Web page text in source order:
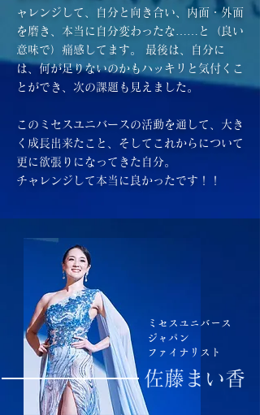
ャレンジして、自分と向き合い、内面・外面
を磨き、本当に自分変わったな……と（良い
意味で）痛感してます。 最後は、自分に
は、何が足りないのかもハッキリと気付くこ
とができ、次の課題も見えました。
このミセスユニバースの活動を通して、大き
く成長出来たこと、そしてこれからについて
更に欲張りになってきた自分。
チャレンジして本当に良かったです！！
佐藤まい香
ミセスユニバース
ジャパン
ファイナリスト